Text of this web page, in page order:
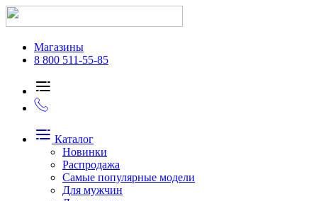
Магазины
8 800 511-55-85
Каталог
Новинки
Распродажа
Самые популярные модели
Для мужчин